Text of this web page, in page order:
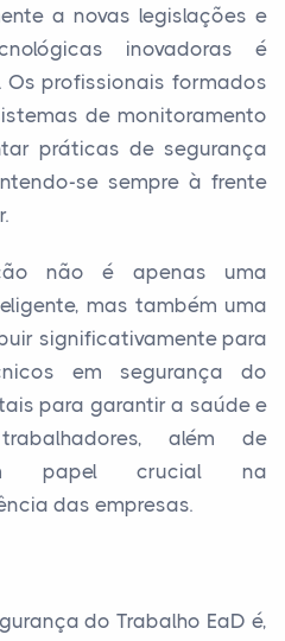
a novas legislações e
inovadoras é
profissionais formados
de monitoramento
práticas de segurança
se sempre à frente
não é apenas uma
mas também uma
significativamente para
em segurança do
para garantir a saúde e
além de
papel crucial na
das empresas.
do Trabalho EaD é,